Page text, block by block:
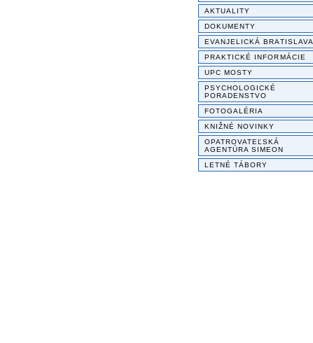
AKTUALITY
DOKUMENTY
EVANJELICKÁ BRATISLAVA
PRAKTICKÉ INFORMÁCIE
UPC MOSTY
PSYCHOLOGICKÉ
PORADENSTVO
FOTOGALÉRIA
KNIŽNÉ NOVINKY
OPATROVATEĽSKÁ
AGENTÚRA SIMEON
LETNÉ TÁBORY